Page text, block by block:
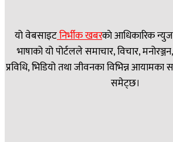
यो वेबसाइटनिर्भीक खबरकाे आधिकारिक न्युज
भाषाको यो पोर्टलले समाचार, विचार,
प्रविधि, भिडियो तथा जीवनका विभिन्न आयामका
समेट्छ।